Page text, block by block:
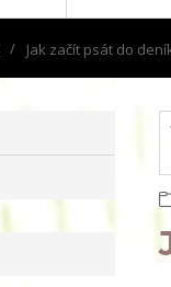
Jak začít psát do